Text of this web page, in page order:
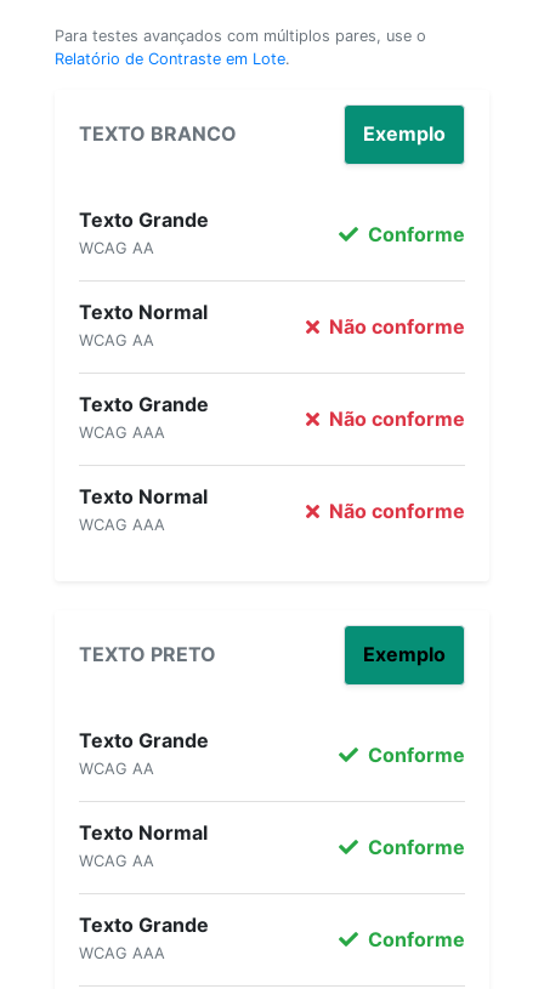
Para testes avançados com múltiplos pares, use o
Relatório de Contraste em Lote.
TEXTO BRANCO Exemplo
Texto Grande
WCAG AA
Conforme
Texto Normal
WCAG AA
Não conforme
Texto Grande
WCAG AAA
Não conforme
Texto Normal
WCAG AAA
Não conforme
TEXTO PRETO Exemplo
Texto Grande
WCAG AA
Conforme
Texto Normal
WCAG AA
Conforme
Texto Grande
WCAG AAA
Conforme